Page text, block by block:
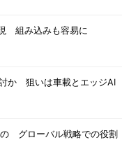
組み込みも容易に
か 狙いは車載とエッジAI
グローバル戦略での役割